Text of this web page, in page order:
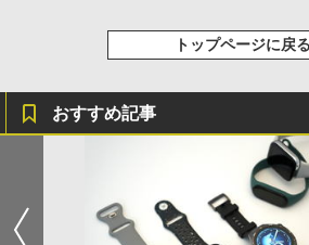
トップページに戻る
おすすめ記事